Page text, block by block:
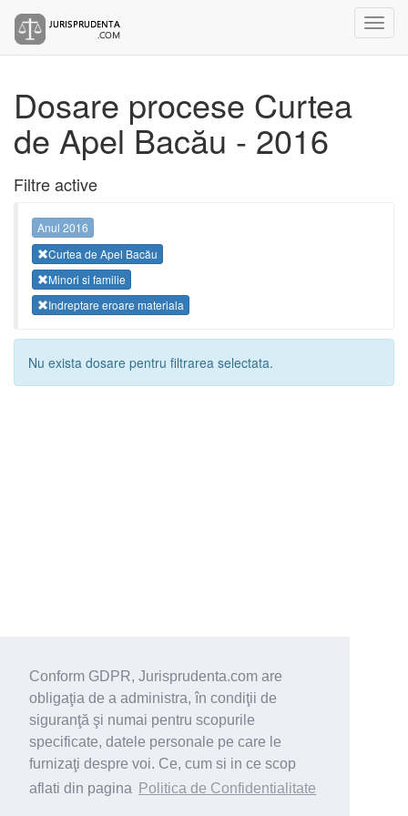
Conform GDPR, Jurisprudenta.com are
obligaţia de a administra, în condiţii de
siguranţă şi numai pentru scopurile
specificate, datele personale pe care le
furnizaţi despre voi. Ce, cum si in ce scop
aflati din pagina
Politica de Confidentialitate
Dosare procese Curtea
de Apel Bacău - 2016
Filtre active
Anul 2016
Curtea de Apel Bacău
Minori si familie
Indreptare eroare materiala
Nu exista dosare pentru filtrarea selectata.